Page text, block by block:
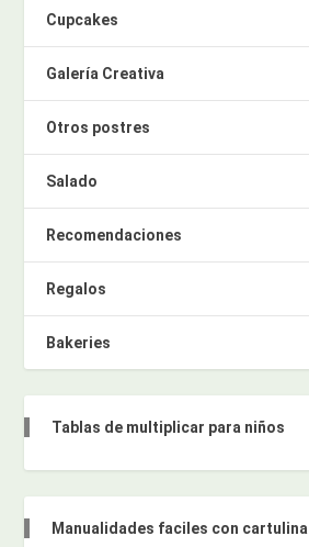
Cupcakes
Galería Creativa
Otros postres
Salado
Recomendaciones
Regalos
Bakeries
Tablas de multiplicar para niños
Manualidades faciles con cartulina